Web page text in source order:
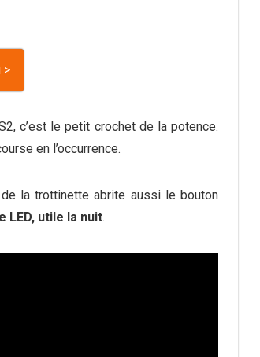
>
c’est le petit crochet de la potence.
en l’occurrence.
la trottinette abrite aussi le bouton
LED, utile la nuit.